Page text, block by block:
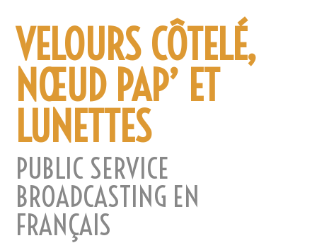
VELOURS CÔTELÉ,
NŒUD PAP’ ET
LUNETTES
PUBLIC SERVICE
BROADCASTING EN
FRANÇAIS